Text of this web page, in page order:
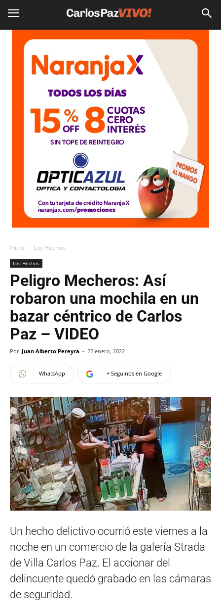
Inicio Los Hechos
Los Hechos
Peligro Mecheros: Así
robaron una mochila en un
bazar céntrico de Carlos
Paz – VIDEO
Por Juan Alberto Pereyra - 22 enero, 2022
WhatsApp + Seguinos en Google
Un hecho delictivo ocurrió este viernes a la
noche en un comercio de la galería Strada
de Villa Carlos Paz. El accionar del
delincuente quedó grabado en las cámaras
de seguridad.